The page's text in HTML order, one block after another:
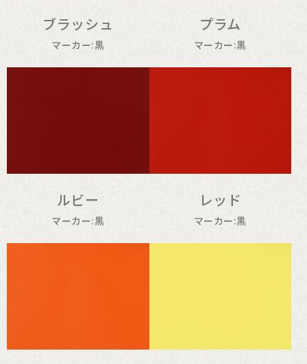
ブラッシュ
マーカー:黒
プラム
マーカー:黒
ルビー
マーカー:黒
レッド
マーカー:黒